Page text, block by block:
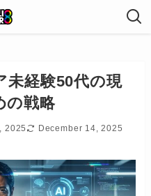
未経験50代の現
の戦略
2025 December 14, 2025